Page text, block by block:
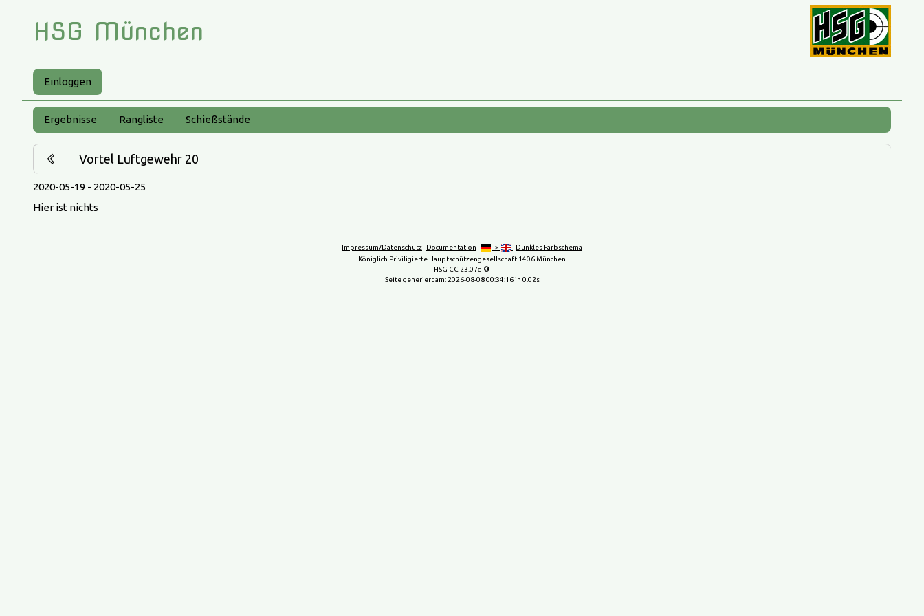
HSG München
Einloggen
Ergebnisse Rangliste Schießstände
Vortel Luftgewehr 20
2020-05-19 - 2020-05-25
Hier ist nichts
Impressum/Datenschutz· Documentation · -> · Dunkles Farbschema
Königlich Priviligierte Hauptschützengesellschaft 1406 München
HSG CC 23.07d
Seite generiert am: 2026-08-08 00:34:16in 0.02s